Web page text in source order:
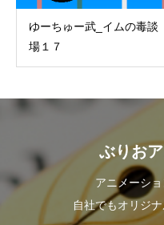
ゆーちゅー武_イムの毒談
場１７
ぶりお
アニメーショ
自社でもオリジ